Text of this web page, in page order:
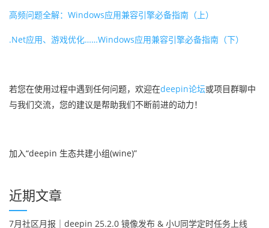
高频问题全解：Windows应用兼容引擎必备指南（上）
.Net应用、游戏优化……Windows应用兼容引擎必备指南（下）
若您在使用过程中遇到任何问题，欢迎在deepin论坛或项目群聊中
与我们交流，您的建议是帮助我们不断前进的动力！
加入“deepin 生态共建小组(wine)”
近期文章
7月社区月报｜deepin 25.2.0 镜像发布 & 小U同学定时任务上线